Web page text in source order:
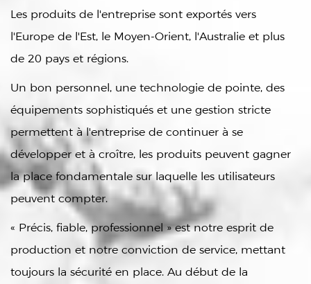
Les produits de l'entreprise sont exportés vers
l'Europe de l'Est, le Moyen-Orient, l'Australie et plus
de 20 pays et régions.
Un bon personnel, une technologie de pointe, des
équipements sophistiqués et une gestion stricte
permettent à l'entreprise de continuer à se
développer et à croître, les produits peuvent gagner
la place fondamentale sur laquelle les utilisateurs
peuvent compter.
« Précis, fiable, professionnel » est notre esprit de
production et notre conviction de service, mettant
toujours la sécurité en place. Au début de la